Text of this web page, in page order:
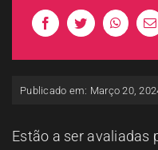
Publicado em: Março 20,
Estão a ser avaliadas